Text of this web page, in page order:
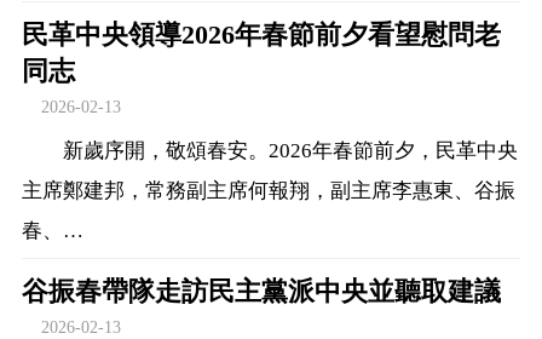
民革中央領導2026年春節前夕看望慰問老
同志
2026-02-13
新歲序開，敬頌春安。2026年春節前夕，民革中央
主席鄭建邦，常務副主席何報翔，副主席李惠東、谷振
春、…
谷振春帶隊走訪民主黨派中央並聽取建議
2026-02-13